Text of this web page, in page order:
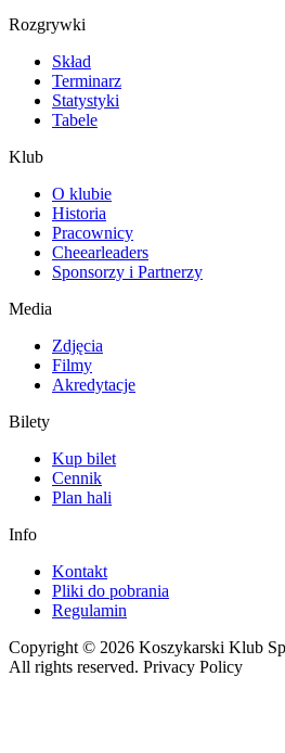
Rozgrywki
Skład
Terminarz
Statystyki
Tabele
Klub
O klubie
Historia
Pracownicy
Cheearleaders
Sponsorzy i Partnerzy
Media
Zdjęcia
Filmy
Akredytacje
Bilety
Kup bilet
Cennik
Plan hali
Info
Kontakt
Pliki do pobrania
Regulamin
Copyright © 2026 Koszykarski Klub
All rights reserved. Privacy Policy